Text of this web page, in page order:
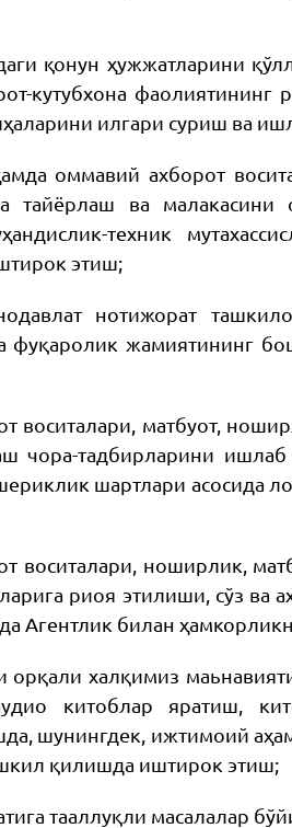
қонун ҳужжатларини
кутубхона
илгари суриш ва
оммавий ахборот
тайёрлаш ва
техник
этиш;
нотижорат
фуқаролик жамиятининг
воситалари, матбуот,
чора-тадбирларини
шериклик шартлари
воситалари, ноширлик,
риоя этилиши, сўз
Агентлик билан
орқали халқимиз
китоблар яратиш,
шунингдек, ижтимоий
қилишда иштирок этиш;
тааллуқли масалалар